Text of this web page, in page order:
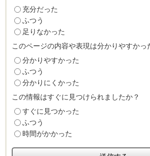
充分だった
ふつう
足りなかった
このページの内容や表現は分かりやすかっ
分かりやすかった
ふつう
分かりにくかった
この情報はすぐに見つけられましたか？
すぐに見つかった
ふつう
時間がかかった